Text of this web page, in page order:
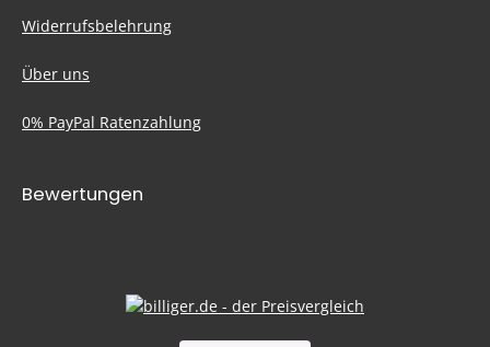
Widerrufsbelehrung
Über uns
0% PayPal Ratenzahlung
Bewertungen